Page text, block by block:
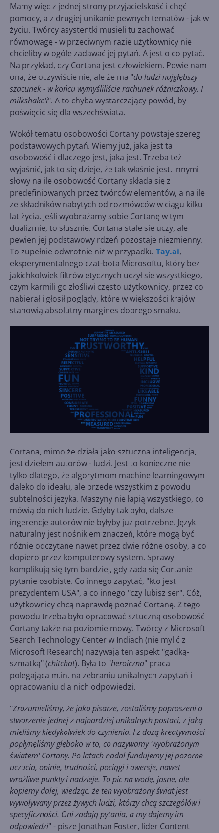
Mamy więc z jednej strony przyjacielskość i chęć
pomocy, a z drugiej unikanie pewnych tematów - jak w
życiu. Twórcy asystentki musieli tu zachować
równowagę - w przeciwnym razie użytkownicy nie
chcieliby w ogóle zadawać jej pytań. A jest o co pytać.
Na przykład, czy Cortana jest człowiekiem. Powie nam
ona, że oczywiście nie, ale że ma "do ludzi najgłębszy
szacunek - w końcu wymyśliliście rachunek różniczkowy. I
milkshake'i". A to chyba wystarczający powód, by
poświęcić się dla wszechświata.
Wokół tematu osobowości Cortany powstaje szereg
podstawowych pytań. Wiemy już, jaka jest ta
osobowość i dlaczego jest, jaka jest. Trzeba też
wyjaśnić, jak to się dzieje, że tak właśnie jest. Innymi
słowy na ile osobowość Cortany składa się z
predefiniowanych przez twórców elementów, a na ile
ze składników nabytych od rozmówców w ciągu kilku
lat życia. Jeśli wyobrażamy sobie Cortanę w tym
dualizmie, to słusznie. Cortana stale się uczy, ale
pewien jej podstawowy rdzeń pozostaje niezmienny.
To zupełnie odwrotnie niż w przypadku Tay.ai,
eksperymentalnego czat-bota Microsoftu, który bez
jakichkolwiek filtrów etycznych uczył się wszystkiego,
czym karmili go złośliwi często użytkownicy, przez co
nabierał i głosił poglądy, które w większości krajów
stanowią absolutny margines dobrego smaku.
Cortana, mimo że działa jako sztuczna inteligencja,
jest dziełem autorów - ludzi. Jest to konieczne nie
tylko dlatego, że algorytmom machine learningowym
daleko do ideału, ale przede wszystkim z powodu
subtelności języka. Maszyny nie łapią wszystkiego, co
mówią do nich ludzie. Gdyby tak było, dalsze
ingerencje autorów nie byłyby już potrzebne. Język
naturalny jest nośnikiem znaczeń, które mogą być
różnie odczytane nawet przez dwie różne osoby, a co
dopiero przez komputerowy system. Sprawy
komplikują się tym bardziej, gdy zada się Cortanie
pytanie osobiste. Co innego zapytać, "kto jest
prezydentem USA", a co innego "czy lubisz ser". Cóż,
użytkownicy chcą naprawdę poznać Cortanę. Z tego
powodu trzeba było opracować sztuczną osobowość
Cortany także na poziomie mowy. Twórcy z Microsoft
Search Technology Center w Indiach (nie mylić z
Microsoft Research) nazywają ten aspekt "gadką-
szmatką" (chitchat). Była to "heroiczna" praca
polegająca m.in. na zebraniu unikalnych zapytań i
opracowaniu dla nich odpowiedzi.
"Zrozumieliśmy, że jako pisarze, zostaliśmy poproszeni o
stworzenie jednej z najbardziej unikalnych postaci, z jaką
mieliśmy kiedykolwiek do czynienia. I z dozą kreatywności
popłynęliśmy głęboko w to, co nazywamy 'wyobrażonym
światem' Cortany. Po latach nadal fundujemy jej pozorne
uczucia, opinie, trudności, pociągi i awersje, nawet
wrażliwe punkty i nadzieje. To pic na wodę, jasne, ale
kopiemy dalej, wiedząc, że ten wyobrażony świat jest
wywoływany przez żywych ludzi, którzy chcą szczegółów i
specyficzności. Oni zadają pytania, a my dajemy im
odpowiedzi" - pisze Jonathan Foster, lider Content